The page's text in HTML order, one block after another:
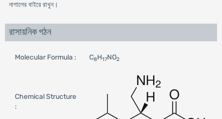
নাগালের বাইরে রাখুন।
রাসায়নিক গঠন
Molecular Formula : C8H17NO2
Chemical Structure
: